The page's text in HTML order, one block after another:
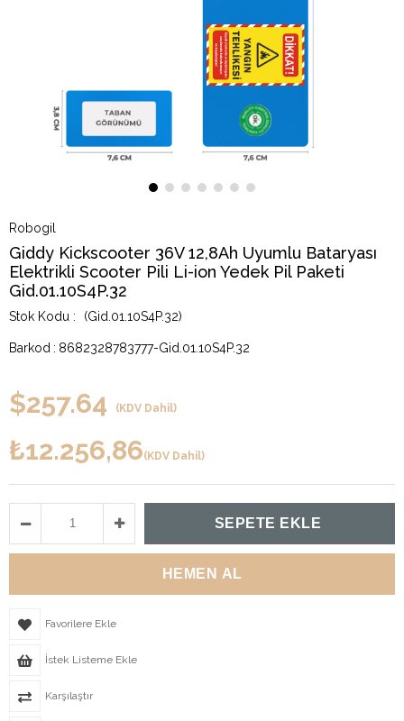
Robogil
Giddy Kickscooter 36V 12,8Ah Uyumlu Bataryası
Elektrikli Scooter Pili Li-ion Yedek Pil Paketi
Gid.01.10S4P.32
(Gid.01.10S4P.32)
Barkod : 8682328783777-Gid.01.10S4P.32
$257.64 (KDV Dahil)
₺12.256,86(KDV Dahil)
Favorilere Ekle
İstek Listeme Ekle
Karşılaştır